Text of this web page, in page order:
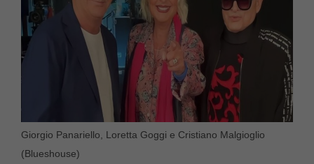
Giorgio Panariello, Loretta Goggi e Cristiano Malgioglio
(Blueshouse)